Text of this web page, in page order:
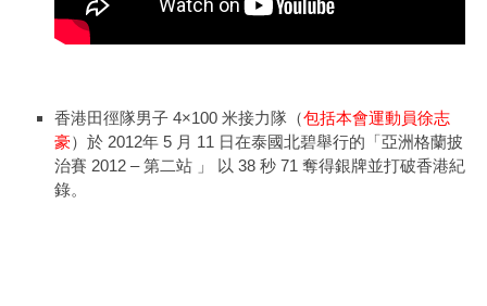
香港田徑隊男子 4×100 米接力隊（包括本會運動員徐志
豪）於 2012年 5 月 11 日在泰國北碧舉行的「亞洲格蘭披
治賽 2012 – 第二站 」 以 38 秒 71 奪得銀牌並打破香港紀
錄。